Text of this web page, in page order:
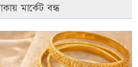
মার্কেট বন্ধ